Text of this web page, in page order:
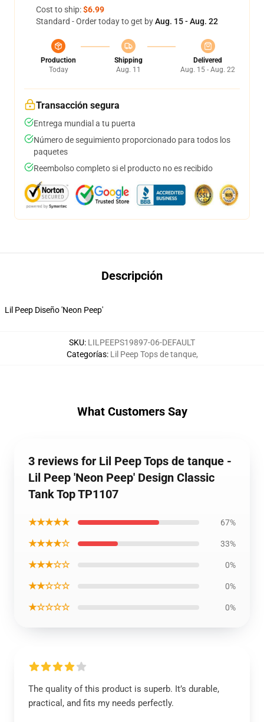
Cost to ship:$6.99
Standard - Order today to get byAug. 15 - Aug. 22
Production
Today
Shipping
Aug. 11
Delivered
Aug. 15 - Aug. 22
Transacción segura
Entrega mundial a tu puerta
Número de seguimiento proporcionado para todos los
paquetes
Reembolso completo si el producto no es recibido
Descripción
Lil Peep Diseño 'Neon Peep'
SKU: LILPEEPS19897-06-DEFAULT
Categorías: Lil Peep Tops de tanque,
What Customers Say
3 reviews for Lil Peep Tops de tanque -
Lil Peep 'Neon Peep' Design Classic
Tank Top TP1107
★★★★★ 67%
★★★★☆ 33%
★★★☆☆ 0%
★★☆☆☆ 0%
★☆☆☆☆ 0%
The quality of this product is superb. It’s durable,
practical, and fits my needs perfectly.